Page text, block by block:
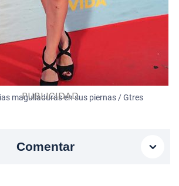
magulladuras en sus piernas / Gtres
Comentar